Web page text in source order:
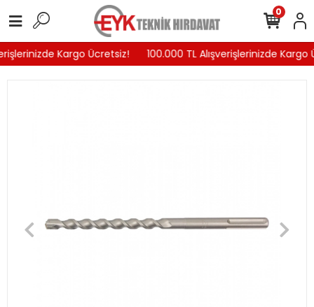
Kargo Ücretsiz! 100.000 TL Alışverişlerinizde Kargo
0